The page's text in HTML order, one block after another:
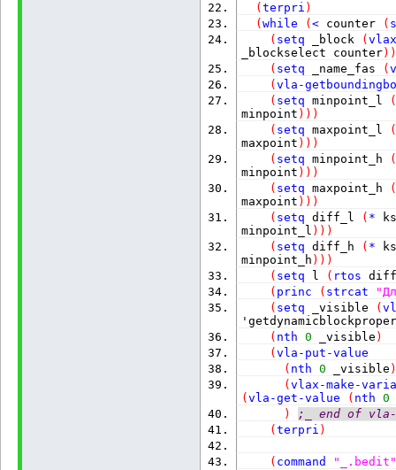
(terpri )
(while (< counter (
( setq _block (
_blockselect counter)
( setq _name_fas (
(vla-
( setq minpoint_l
minpoint ) ) )
( setq maxpoint_l
maxpoint ) ) )
( setq minpoint_h
minpoint ) ) )
( setq maxpoint_h
maxpoint ) ) )
( setq diff_l ( *
minpoint_l ) ) )
( setq diff_h ( *
minpoint_h ) ) )
( setq l ( rtos
( princ ( strcat
( setq _visible (
( nth 0 _visible )
(vla-put-value
( nth 0 _visible
(vlax-make-
(vla-get-value ( nth 0
)
;_ end of
(terpri )
( command